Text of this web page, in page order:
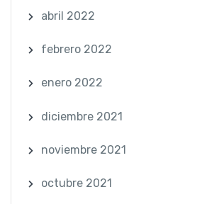
abril 2022
febrero 2022
enero 2022
diciembre 2021
noviembre 2021
octubre 2021